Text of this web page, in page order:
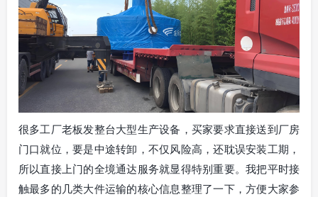
很多工厂老板发整台大型生产设备，买家要求直接送到厂房
门口就位，要是中途转卸，不仅风险高，还耽误安装工期，
所以直接上门的全境通达服务就显得特别重要。我把平时接
触最多的几类大件运输的核心信息整理了一下，方便大家参